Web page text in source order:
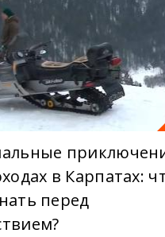
в Карпатах:
перед